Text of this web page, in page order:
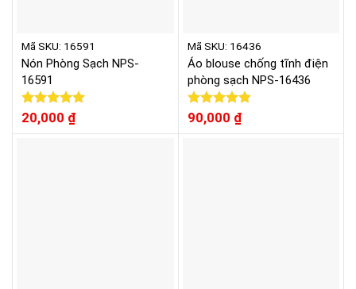
Mã SKU: 16591
Nón Phòng Sạch NPS-
16591
Được xếp
hạng
5.00
20,000 ₫
Mã SKU: 16436
Áo blouse chống tĩnh điện
phòng sạch NPS-16436
Được xếp
hạng
5.00
90,000 ₫